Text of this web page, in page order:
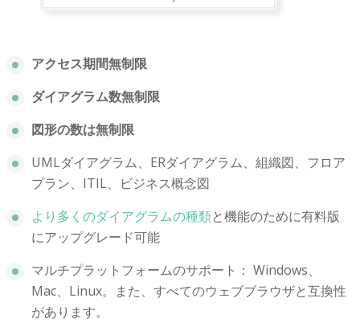
アクセス期間無制限
ダイアグラム数無制限
図形の数は無制限
UMLダイアグラム、ERダイアグラム、組織図、フロア
プラン、ITIL、ビジネス概念図
より多くのダイアグラムの種類と機能のために有料版
にアップグレード可能
マルチプラットフォームのサポート： Windows、
Mac、Linux。また、すべてのウェブブラウザと互換性
があります。